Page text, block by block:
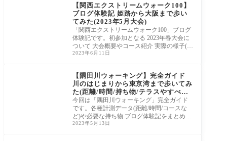
【関西エクストリームウォーク100】
ブログ体験記 姫路から大阪まで歩い
てみた(2023年5月大会)
「関西エクストリームウォーク100」ブログ
体験記です。初参加となる 2023年春大会に
ついて 大会概要やコース紹介 実際の様子(ス
タート〜第1CPまで)をご紹介します。
2023年6月11日
【隅田川ウォーキング】完全ガイド
川のはじまりから東京湾まで歩いてみ
た(距離/時間/持ち物/テラスやすべて
の橋紹介/ブログ体験記)
今回は「隅田川ウォーキング」完全ガイド
です。各種計測データ(距離/時間/コースな
ど)や必要な持ち物 ブログ体験記をまとめま
した。隅田川テラスやすべての橋もご紹介
2023年5月13日